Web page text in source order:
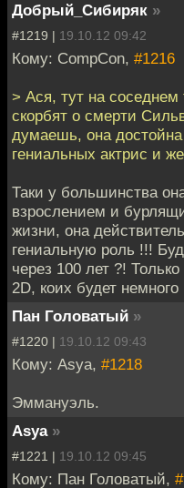
Добрый_Сибиряк »
#1219 | 19.10.12 09:42
Кому: CompCon, #1216
> Ася, тут на
скорбят о смерти
думаешь, она
гениальных актрис и
Таки у большинства
взрослением и
жизни, она
гениальную роль !!!
через 100 лет ?!
2D, коих будет немного
Пан Головатый »
#1220 | 19.10.12 09:43
Кому: Asya, #1218
Эммануэль.
Asya »
#1221 | 19.10.12 09:45
Кому: Пан Головатый,